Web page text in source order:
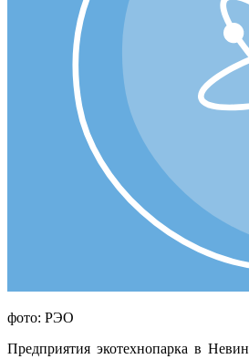
фото: РЭО
Предприятия экотехнопарка в